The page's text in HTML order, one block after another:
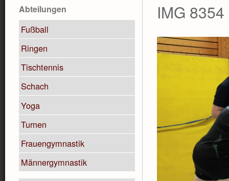
Abteilungen
Fußball
Ringen
Tischtennis
Schach
Yoga
Turnen
Frauengymnastik
Männergymnastik
IMG